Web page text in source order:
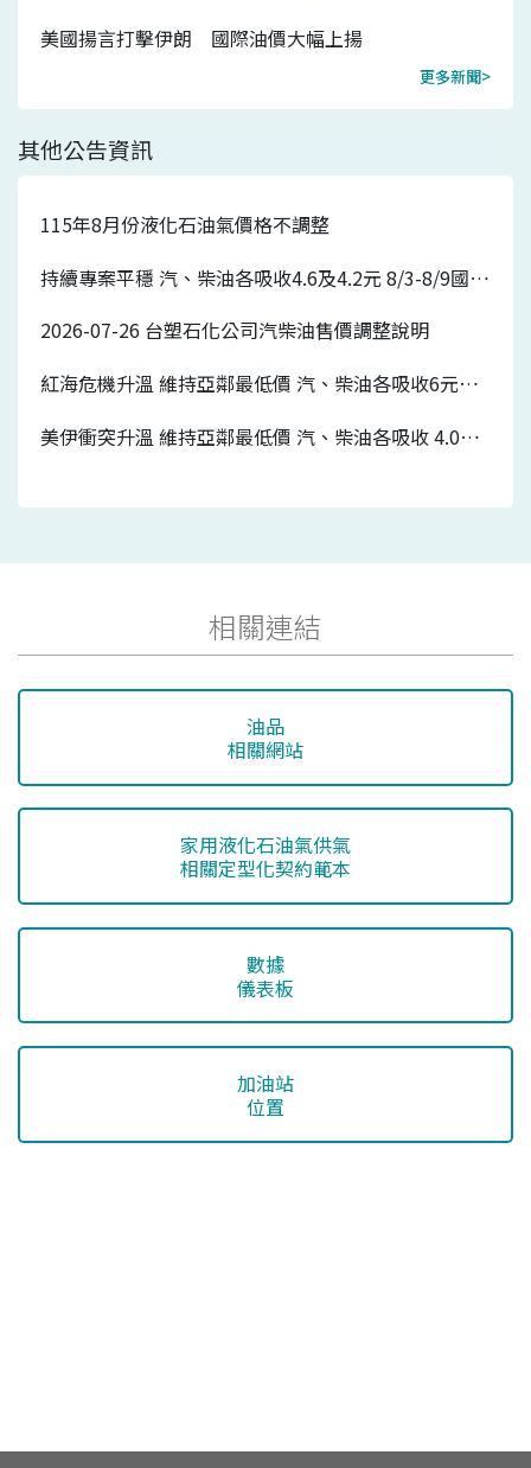
美國揚言打擊伊朗 國際油價大幅上揚
更多新聞>
其他公告資訊
115年8月份液化石油氣價格不調整
持續專案平穩 汽、柴油各吸收4.6及4.2元 8/3-8/9國內汽、柴油價格皆不調整
2026-07-26 台塑石化公司汽柴油售價調整說明
紅海危機升溫 維持亞鄰最低價 汽、柴油各吸收6元及5.7元 7/27-8/2國內汽、柴油價格各調漲0.7元及0.5元
美伊衝突升溫 維持亞鄰最低價 汽、柴油各吸收 4.0元及3.2元 7/20-7/26國內汽、柴油價格皆不調整
相關連結
油品
相關網站
家用液化石油氣供氣
相關定型化契約範本
數據
儀表板
加油站
位置